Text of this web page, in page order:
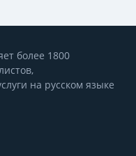
более 1800
на русском языке